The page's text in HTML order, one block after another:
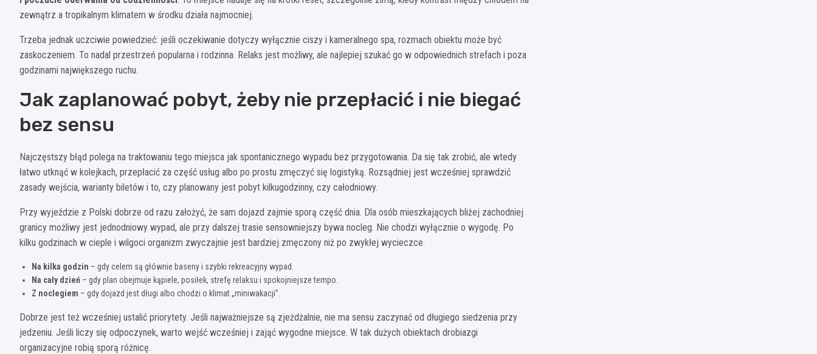
zewnątrz a tropikalnym klimatem w środku działa najmocniej.
Trzeba jednak uczciwie powiedzieć: jeśli oczekiwanie dotyczy wyłącznie ciszy i kameralnego spa, rozmach obiektu może być
zaskoczeniem. To nadal przestrzeń popularna i rodzinna. Relaks jest możliwy, ale najlepiej szukać go w odpowiednich strefach i poza
godzinami największego ruchu.
Jak zaplanować pobyt, żeby nie przepłacić i nie biegać
bez sensu
Najczęstszy błąd polega na traktowaniu tego miejsca jak spontanicznego wypadu bez przygotowania. Da się tak zrobić, ale wtedy
łatwo utknąć w kolejkach, przepłacić za część usług albo po prostu zmęczyć się logistyką. Rozsądniej jest wcześniej sprawdzić
zasady wejścia, warianty biletów i to, czy planowany jest pobyt kilkugodzinny, czy całodniowy.
Przy wyjeździe z Polski dobrze od razu założyć, że sam dojazd zajmie sporą część dnia. Dla osób mieszkających bliżej zachodniej
granicy możliwy jest jednodniowy wypad, ale przy dalszej trasie sensowniejszy bywa nocleg. Nie chodzi wyłącznie o wygodę. Po
kilku godzinach w cieple i wilgoci organizm zwyczajnie jest bardziej zmęczony niż po zwykłej wycieczce.
Na kilka godzin – gdy celem są głównie baseny i szybki rekreacyjny wypad.
Na cały dzień – gdy plan obejmuje kąpiele, posiłek, strefę relaksu i spokojniejsze tempo.
Z noclegiem – gdy dojazd jest długi albo chodzi o klimat „miniwakacji”.
Dobrze jest też wcześniej ustalić priorytety. Jeśli najważniejsze są zjeżdżalnie, nie ma sensu zaczynać od długiego siedzenia przy
jedzeniu. Jeśli liczy się odpoczynek, warto wejść wcześniej i zająć wygodne miejsce. W tak dużych obiektach drobiazgi
organizacyjne robią sporą różnicę.